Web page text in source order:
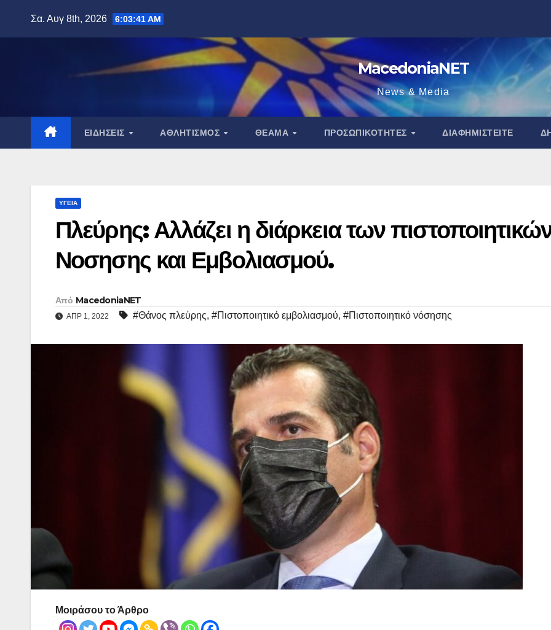
Σα. Αυγ 8th, 2026 6:03:42 AM
MacedoniaNET
News & Media
ΕΙΔΉΣΕΙΣ ΑΘΛΗΤΙΣΜΌΣ ΘΈΑΜΑ ΠΡΟΣΩΠΙΚΌΤΗΤΕΣ ΔΙΑΦΗΜΙΣΤΕΊΤΕ
ΥΓΕΊΑ
Πλεύρης: Αλλάζει η διάρκεια των
Νοσησης και Εμβολιασμού.
Από MacedoniaNET
ΑΠΡ 1, 2022 #Θάνος πλεύρης, #Πιστοποιητικό εμβολιασμού, #Πιστοποιητικό νόσησης
Μοιράσου το Άρθρο